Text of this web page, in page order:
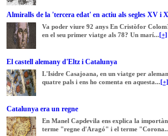
Almiralls de la 'tercera edat' en actiu als segles XV i
Va poder viure 92 anys En Cristòfor
en el seu primer viatge als 78? Un marí...[+]
El castell alemany d'Eltz i Catalunya
L'Isidre Casajoana, en un viatge per
quatre pals i ens ho comenta en aquesta...[+]
Catalunya era un regne
En Manel Capdevila ens explica la
terme "regne d'Aragó" i el terme